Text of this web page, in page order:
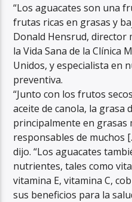
“Los aguacates son una
frutas ricas en grasas y
Donald Hensrud, director
la Vida Sana de la Clínica
Unidos, y especialista en
preventiva.
“Junto con los frutos
aceite de canola, la grasa
principalmente en grasas
responsables de muchos
dijo. “Los aguacates
nutrientes, tales como
vitamina E, vitamina C,
sus beneficios para la